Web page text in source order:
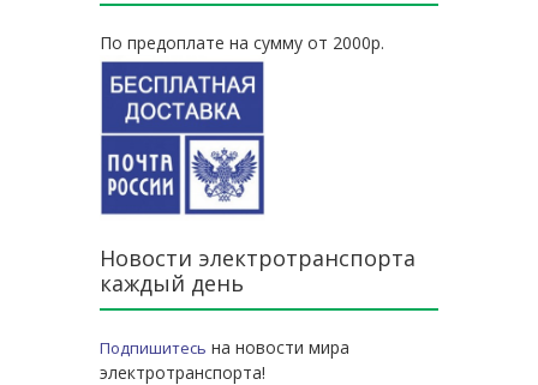
По предоплате на сумму от 2000р.
Новости электротранспорта
каждый день
Подпишитесь на новости мира
электротранспорта!